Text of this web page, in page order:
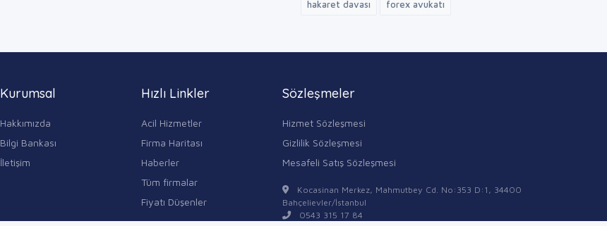
hakaret davası forex avukatı
Kurumsal
Hakkımızda
Bilgi Bankası
İletişim
Hızlı Linkler
Acil Hizmetler
Firma Haritası
Haberler
Tüm firmalar
Fiyatı Düşenler
Sözleşmeler
Hizmet Sözleşmesi
Gizlilik Sözleşmesi
Mesafeli Satış Sözleşmesi
Kocasinan Merkez, Mahmutbey Cd. No:353 D:1, 34400
Bahçelievler/İstanbul
0543 315 17 84